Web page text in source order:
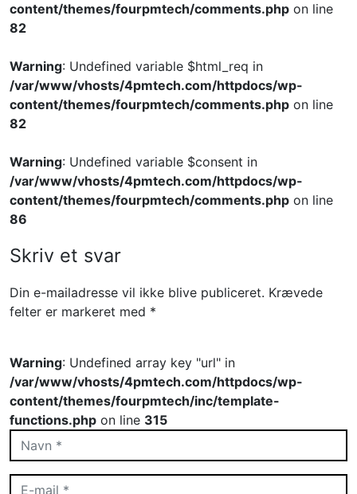
content/themes/fourpmtech/comments.php on line
82
Warning: Undefined variable $html_req in
/var/www/vhosts/4pmtech.com/httpdocs/wp-
content/themes/fourpmtech/comments.php on line
82
Warning: Undefined variable $consent in
/var/www/vhosts/4pmtech.com/httpdocs/wp-
content/themes/fourpmtech/comments.php on line
86
Skriv et svar
Din e-mailadresse vil ikke blive publiceret. Krævede
felter er markeret med *
Warning: Undefined array key "url" in
/var/www/vhosts/4pmtech.com/httpdocs/wp-
content/themes/fourpmtech/inc/template-
functions.php on line 315